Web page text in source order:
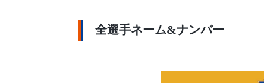
全選手ネーム&ナンバー